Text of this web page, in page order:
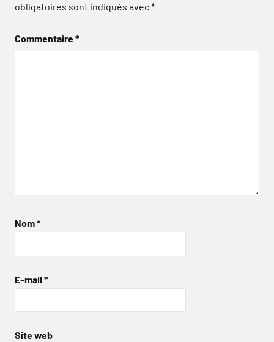
obligatoires sont indiqués avec*
Commentaire*
Nom*
E-mail *
Site web